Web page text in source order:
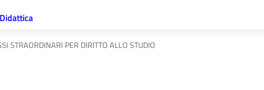
Didattica
STRAORDINARI PER DIRITTO ALLO STUDIO